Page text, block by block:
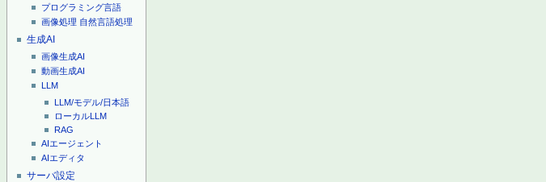
プログラミング言語
画像処理 自然言語処理
生成AI
画像生成AI
動画生成AI
LLM
LLM/モデル/日本語
ローカルLLM
RAG
AIエージェント
AIエディタ
サーバ設定